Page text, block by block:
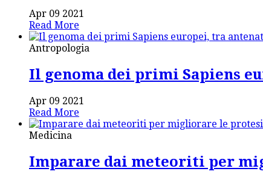
Apr 09 2021
Read More
Antropologia
Il genoma dei primi Sapiens
Apr 09 2021
Read More
Medicina
Imparare dai meteoriti per